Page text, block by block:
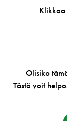
Klikkaa
Olisiko
Tästä voit